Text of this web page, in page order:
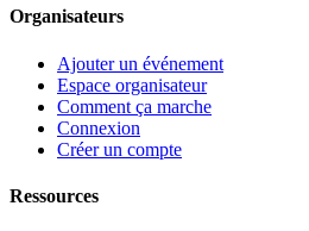
Organisateurs
Ajouter un événement
Espace organisateur
Comment ça marche
Connexion
Créer un compte
Ressources